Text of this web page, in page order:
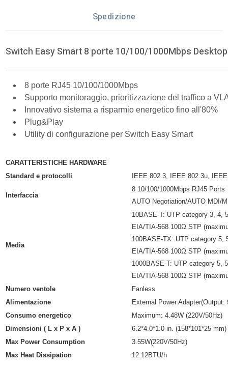
Spedizione
Switch Easy Smart 8 porte 10/100/1000Mbps Desktop
8 porte RJ45 10/100/1000Mbps
Supporto monitoraggio, prioritizzazione del traffico a
Innovativo sistema a risparmio energetico fino all'80%
Plug&Play
Utility di configurazione per Switch Easy Smart
CARATTERISTICHE HARDWARE
Standard e protocolli
IEEE 802.3, IEEE 802.3u,
Interfaccia
8 10/100/1000Mbps RJ45 Ports
AUTO Negotiation/AUTO MDI/
Media
10BASE-T: UTP category 3, 4,
EIA/TIA-568 100Ω STP
100BASE-TX: UTP category 5,
EIA/TIA-568 100Ω STP
1000BASE-T: UTP category 5,
EIA/TIA-568 100Ω STP
Numero ventole
Fanless
Alimentazione
External Power Adapter(Output:
Consumo energetico
Maximum: 4.48W (220V/50Hz)
Dimensioni ( L x P x A )
6.2*4.0*1.0 in. (158*101*25 mm)
Max Power Consumption
3.55W(220V/50Hz)
Max Heat Dissipation
12.12BTU/h